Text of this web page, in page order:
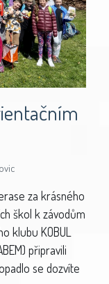
za krásného
škol k závodům
klubu KOBUL
připravili
se dozvíte